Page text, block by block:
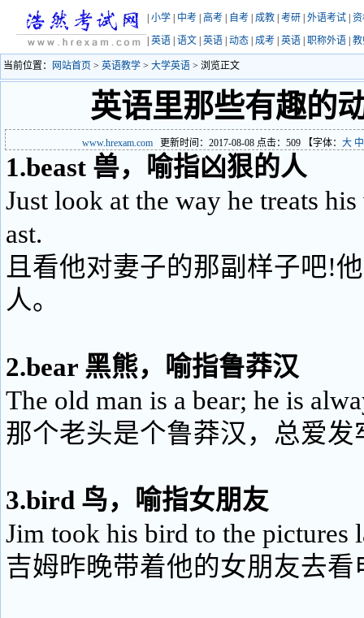
小学 中考 高考 自考 成教 考研 外语考试
英语 语文 英语 动态 成考 英语 职称外语
当前位置： 网站首页 > 英语教学 > 大学英语 > 浏览正文
英语里那些有趣的
www.hrexam.com 更新时间：2017-08-08 点击： 509 【字体： 大 中
1.beast 兽，喻指凶狠的人
Just look at the way he treats
ast.
且看他对妻子的那副样子吧!
人。
2.bear 黑熊，喻指鲁莽汉
The old man is a bear; he is
那个老头是个鲁莽汉，总爱发
3.bird 鸟，喻指女朋友
Jim took his bird to the pictures
吉姆昨晚带着他的女朋友去看